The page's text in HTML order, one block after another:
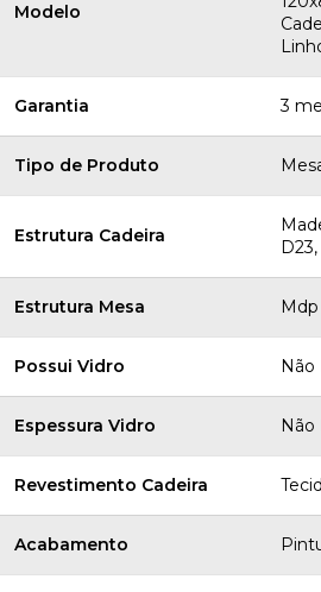
Modelo
Garantia 3
Tipo de Produto
Estrutura Cadeira
Estrutura Mesa Mdp
Possui Vidro Não
Espessura Vidro Não
Revestimento Cadeira
Acabamento